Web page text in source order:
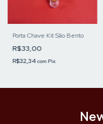
Porta Chave Kit São Bento
R$33,00
R$32,34com Pix